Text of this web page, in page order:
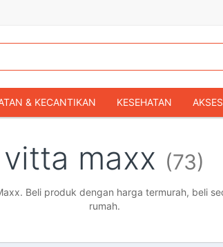
& KECANTIKAN KESEHATAN
FASHION BAYI & ANAK GAMING &
MOBIL SEPEDA MOTOR
vitta maxx (73)
Beli produk dengan harga termurah, beli
rumah.